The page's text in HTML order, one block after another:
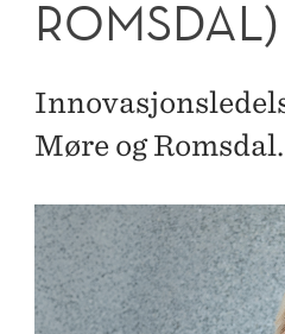
ROMSDAL)
Møre og